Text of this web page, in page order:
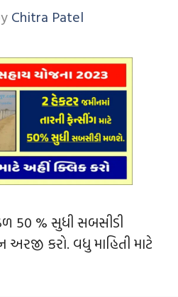
Chitra Patel
50 % સુધી સબસીડી
કરો. વધુ માહિતી માટે